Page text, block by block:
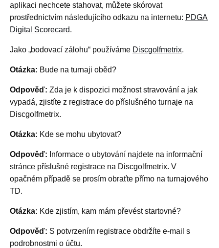
aplikaci nechcete stahovat, můžete skórovat
prostřednictvím následujícího odkazu na internetu: PDGA
Digital Scorecard.
Jako „bodovací zálohu“ používáme Discgolfmetrix.
Otázka: Bude na turnaji oběd?
Odpověď: Zda je k dispozici možnost stravování a jak
vypadá, zjistíte z registrace do příslušného turnaje na
Discgolfmetrix.
Otázka: Kde se mohu ubytovat?
Odpověď: Informace o ubytování najdete na informační
stránce příslušné registrace na Discgolfmetrix. V
opačném případě se prosím obraťte přímo na turnajového
TD.
Otázka: Kde zjistím, kam mám převést startovné?
Odpověď: S potvrzením registrace obdržíte e-mail s
podrobnostmi o účtu.